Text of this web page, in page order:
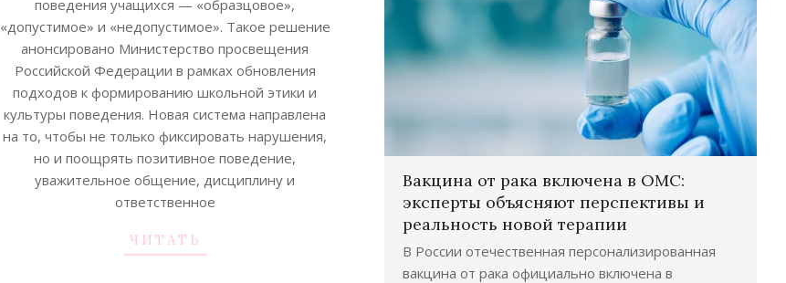
поведения учащихся — «образцовое»,
«допустимое» и «недопустимое». Такое решение
анонсировано Министерство просвещения
Российской Федерации в рамках обновления
подходов к формированию школьной этики и
культуры поведения. Новая система направлена
на то, чтобы не только фиксировать нарушения,
но и поощрять позитивное поведение,
уважительное общение, дисциплину и
ответственное
ЧИТАТЬ
Вакцина от рака включена в ОМС:
эксперты объясняют перспективы и
реальность новой терапии
В России отечественная персонализированная
вакцина от рака официально включена в